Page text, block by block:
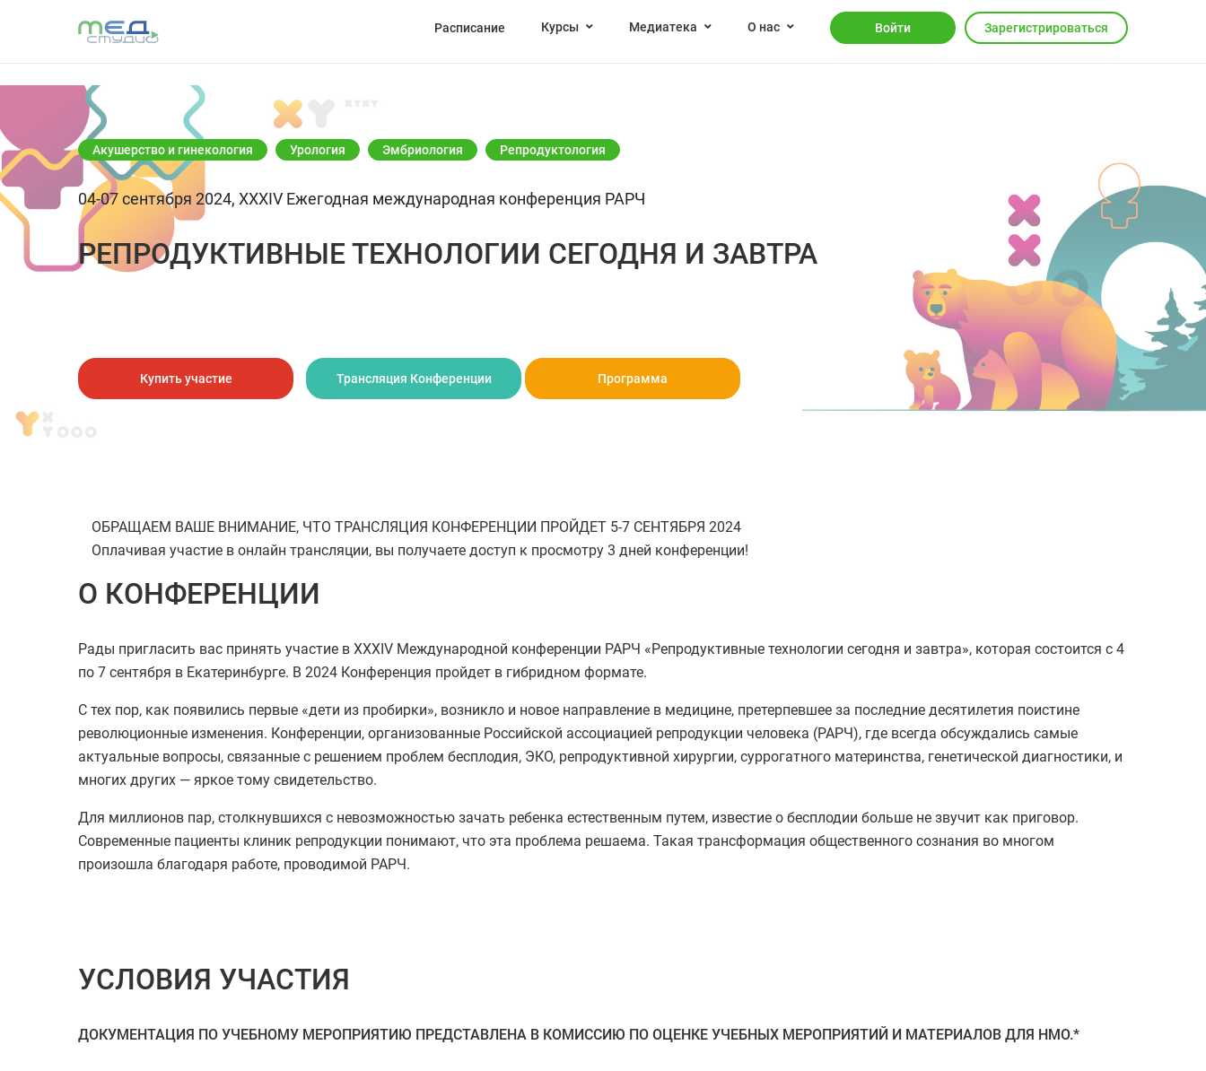
Расписание Курсы Медиатека О нас Войти Зарегистрироваться
Акушерство и гинекология Урология Эмбриология Репродуктология
04-07 сентября 2024, ХXXIV Ежегодная международная конференция РАРЧ
РЕПРОДУКТИВНЫЕ ТЕХНОЛОГИИ СЕГОДНЯ И ЗАВТРА
Купить участие Трансляция Конференции Программа
ОБРАЩАЕМ ВАШЕ ВНИМАНИЕ, ЧТО ТРАНСЛЯЦИЯ КОНФЕРЕНЦИИ ПРОЙДЕТ 5-7 СЕНТЯБРЯ 2024
Оплачивая участие в онлайн трансляции, вы получаете доступ к просмотру 3 дней конференции!
О КОНФЕРЕНЦИИ
Рады пригласить вас принять участие в XXXIV Международной конференции РАРЧ «Репродуктивные технологии сегодня и завтра», которая состоится с 4
по 7 сентября в Екатеринбурге. В 2024 Конференция пройдет в гибридном формате.
С тех пор, как появились первые «дети из пробирки», возникло и новое направление в медицине, претерпевшее за последние десятилетия поистине
революционные изменения. Конференции, организованные Российской ассоциацией репродукции человека (РАРЧ), где всегда обсуждались самые
актуальные вопросы, связанные с решением проблем бесплодия, ЭКО, репродуктивной хирургии, суррогатного материнства, генетической диагностики, и
многих других — яркое тому свидетельство.
Для миллионов пар, столкнувшихся с невозможностью зачать ребенка естественным путем, известие о бесплодии больше не звучит как приговор.
Современные пациенты клиник репродукции понимают, что эта проблема решаема. Такая трансформация общественного сознания во многом
произошла благодаря работе, проводимой РАРЧ.
УСЛОВИЯ УЧАСТИЯ
ДОКУМЕНТАЦИЯ ПО УЧЕБНОМУ МЕРОПРИЯТИЮ ПРЕДСТАВЛЕНА В КОМИССИЮ ПО ОЦЕНКЕ УЧЕБНЫХ МЕРОПРИЯТИЙ И МАТЕРИАЛОВ ДЛЯ НМО.*